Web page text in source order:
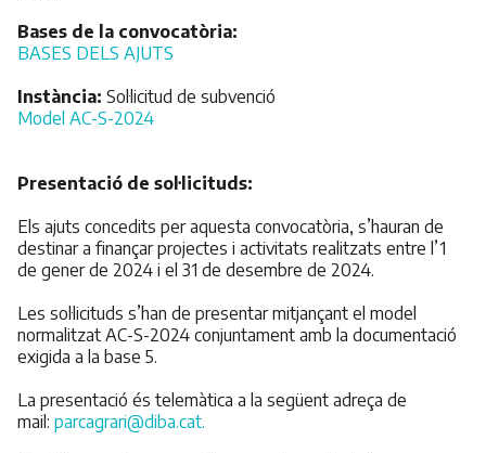
Bases de la convocatòria:
BASES DELS AJUTS
Instància: Sol·licitud de subvenció
Model AC-S-2024
Presentació de sol·licituds:
Els ajuts concedits per aquesta convocatòria, s’hauran de
destinar a finançar projectes i activitats realitzats entre l’1
de gener de 2024 i el 31 de desembre de 2024.
Les sol·licituds s’han de presentar mitjançant el model
normalitzat AC-S-2024 conjuntament amb la documentació
exigida a la base 5.
La presentació és telemàtica a la següent adreça de
mail: parcagrari@diba.cat.